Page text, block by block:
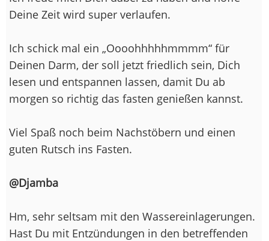
Deine Zeit wird super verlaufen.
Ich schick mal ein „Oooohhhhhmmmm“ für
Deinen Darm, der soll jetzt friedlich sein, Dich
lesen und entspannen lassen, damit Du ab
morgen so richtig das fasten genießen kannst.
Viel Spaß noch beim Nachstöbern und einen
guten Rutsch ins Fasten.
@Djamba
Hm, sehr seltsam mit den Wassereinlagerungen.
Hast Du mit Entzündungen in den betreffenden